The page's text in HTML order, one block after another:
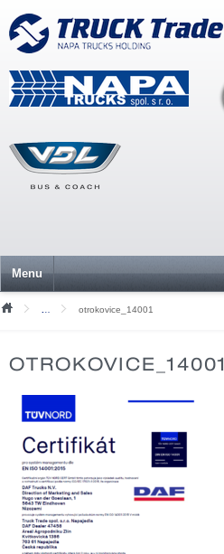
Menu
Mediální soubory
otrokovice_14001
OTROKOVICE_14001